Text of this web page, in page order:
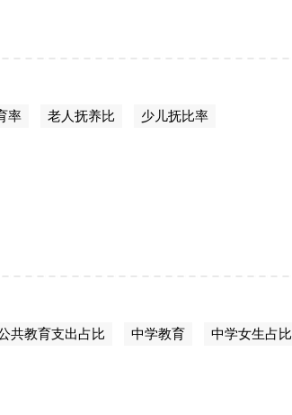
率 老人抚养比 少儿抚比率
共教育支出占比 中学教育 中学女生占比